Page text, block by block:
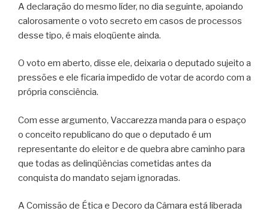
A declaração do mesmo líder, no dia seguinte, apoiando
calorosamente o voto secreto em casos de processos
desse tipo, é mais eloqüente ainda.
O voto em aberto, disse ele, deixaria o deputado sujeito a
pressões e ele ficaria impedido de votar de acordo com a
própria consciência.
Com esse argumento, Vaccarezza manda para o espaço
o conceito republicano do que o deputado é um
representante do eleitor e de quebra abre caminho para
que todas as delinqüências cometidas antes da
conquista do mandato sejam ignoradas.
A Comissão de Ética e Decoro da Câmara está liberada